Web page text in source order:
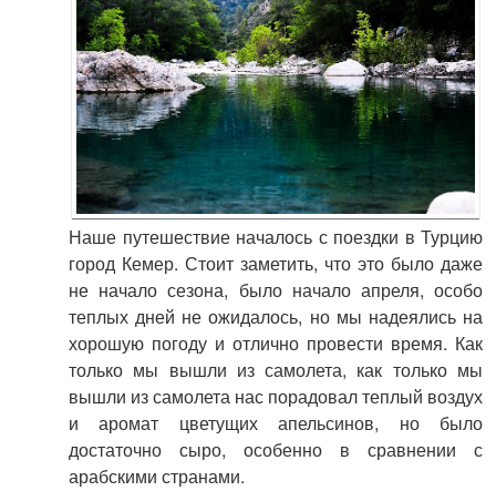
Наше путешествие началось с поездки в Турцию
город Кемер. Стоит заметить, что это было даже
не начало сезона, было начало апреля, особо
теплых дней не ожидалось, но мы надеялись на
хорошую погоду и отлично провести время. Как
только мы вышли из самолета, как только мы
вышли из самолета нас порадовал теплый воздух
и аромат цветущих апельсинов, но было
достаточно сыро, особенно в сравнении с
арабскими странами.